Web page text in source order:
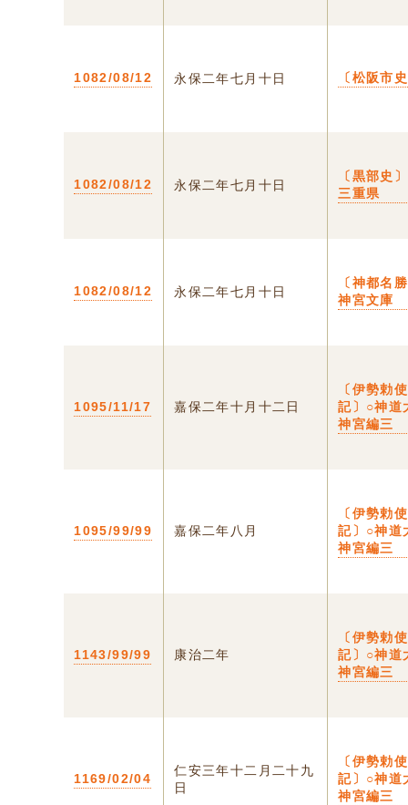
1082/08/12 永保二年七月十日 〔松阪市
1082/08/12 永保二年七月十日
〔黒部史
三重県
1082/08/12 永保二年七月十日
〔神都名
神宮文庫
1095/11/17 嘉保二年十月十二日
〔伊勢勅
記〕○神道
神宮編三
1095/99/99 嘉保二年八月
〔伊勢勅
記〕○神道
神宮編三
1143/99/99 康治二年
〔伊勢勅
記〕○神道
神宮編三
1169/02/04
仁安三年十二月二十九
日
〔伊勢勅
記〕○神道
神宮編三